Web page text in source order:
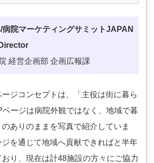
病院マーケティングサミットJAPAN
経営企画部 企画広報課
ジコンセプトは、「主役は街に暮ら
ージは病院外観ではなく、地域で暮
ありのままを写真で紹介していま
を通じて地域へ貢献できればと半年
り、現在は計48施設の方々にご協力